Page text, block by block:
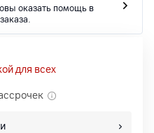
оказать помощь в
для всех